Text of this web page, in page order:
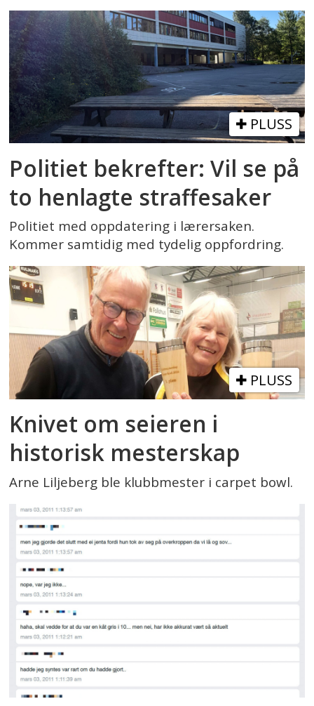
PLUSS
Politiet bekrefter: Vil se på
to henlagte straffesaker
Politiet med oppdatering i lærersaken.
Kommer samtidig med tydelig oppfordring.
PLUSS
Knivet om seieren i
historisk mesterskap
Arne Liljeberg ble klubbmester i carpet bowl.